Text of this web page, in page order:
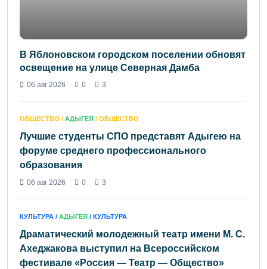
В Яблоновском городском поселении обновят
освещение на улице Северная Дамба
06 авг 2026 0 3
ОБЩЕСТВО / АДЫГЕЯ / ОБЩЕСТВО
Лучшие студенты СПО представят Адыгею на
форуме среднего профессионального
образования
06 авг 2026 0 3
КУЛЬТУРА / АДЫГЕЯ / КУЛЬТУРА
Драматический молодежный театр имени М. С.
Ахеджакова выступил на Всероссийском
фестивале «Россия — Театр — Общество»